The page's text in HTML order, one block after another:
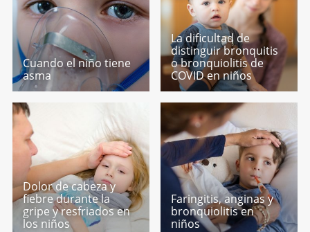
Cuando el niño tiene
asma
La dificultad de
distinguir bronquitis
o bronquiolitis de
COVID en niños
Dolor de cabeza y
fiebre durante la
gripe y resfriados en
los niños
Faringitis, anginas y
bronquiolitis en
niños